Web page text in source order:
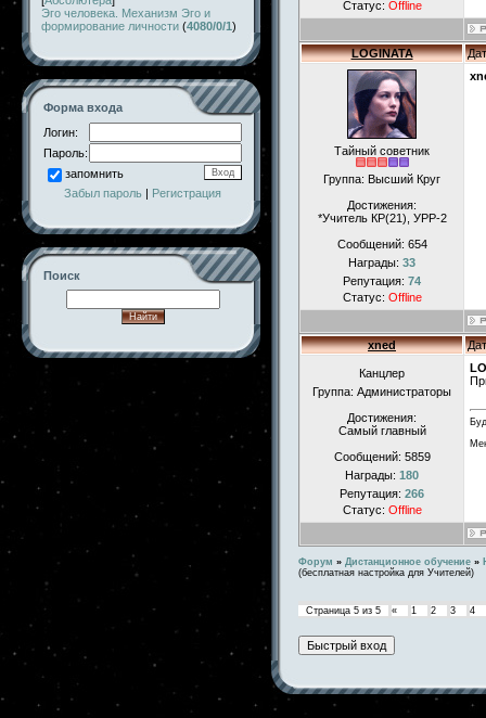
Эго человека. Механизм Эго и
формирование личности (4080/0/1)
Форма входа
Логин:
Пароль:
запомнить
Забыл пароль | Регистрация
Поиск
Статус: Offline
LOGINATA
Тайный советник
Группа: Высший Круг
Достижения:
*Учитель КР(21), УРР-2
Сообщений: 654
Награды: 33
Репутация: 74
Статус: Offline
xned
Канцлер
Группа: Администраторы
Достижения:
Самый главный
Сообщений: 5859
Награды: 180
Репутация: 266
Статус: Offline
Форум » Дистанционное обучение »
(бесплатная настройка для Учителей)
Страница 5 из 5 « 1 2 3 4